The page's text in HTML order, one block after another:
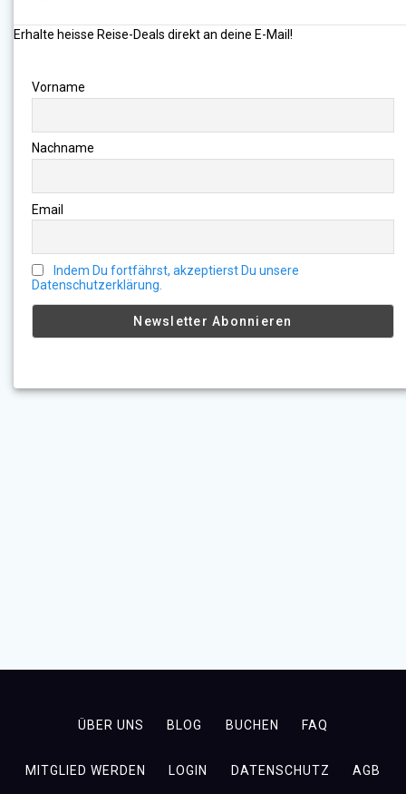
Erhalte heisse Reise-Deals direkt an deine E-Mail!
Vorname
Nachname
Email
Indem Du fortfährst, akzeptierst Du unsere
Datenschutzerklärung.
ÜBER UNS BLOG BUCHEN FAQ
MITGLIED WERDEN LOGIN DATENSCHUTZ AGB